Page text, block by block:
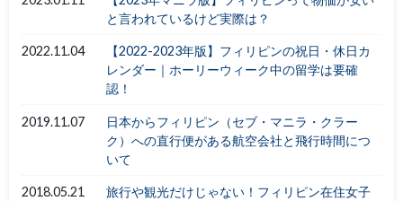
と言われているけど実際は？
2022.11.04
【2022-2023年版】フィリピンの祝日・休日カ
レンダー｜ホーリーウィーク中の留学は要確
認！
2019.11.07
日本からフィリピン（セブ・マニラ・クラー
ク）への直行便がある航空会社と飛行時間につ
いて
2018.05.21
旅行や観光だけじゃない！フィリピン在住女子